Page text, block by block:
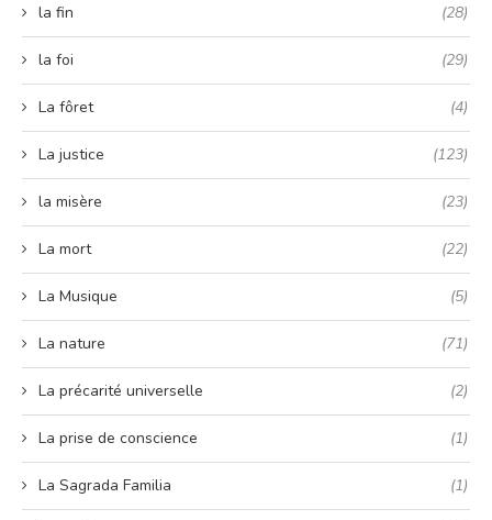
la fin (28)
la foi (29)
La fôret (4)
La justice (123)
la misère (23)
La mort (22)
La Musique (5)
La nature (71)
La précarité universelle (2)
La prise de conscience (1)
La Sagrada Familia (1)